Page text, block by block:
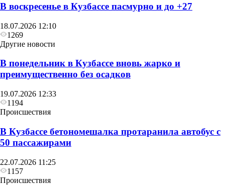
В воскресенье в Кузбассе пасмурно и до +27
18.07.2026 12:10
1269
Другие новости
В понедельник в Кузбассе вновь жарко и
преимущественно без осадков
19.07.2026 12:33
1194
Происшествия
В Кузбассе бетономешалка протаранила автобус с
50 пассажирами
22.07.2026 11:25
1157
Происшествия